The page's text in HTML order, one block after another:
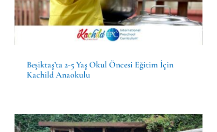
Genel
Beşiktaş’ta 2-5 Yaş Okul Öncesi Eğitim İçin
Kachild Anaokulu